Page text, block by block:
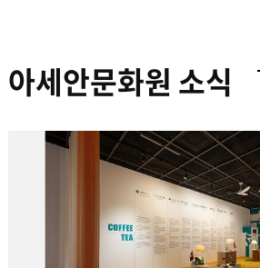
아세안문화원 소식